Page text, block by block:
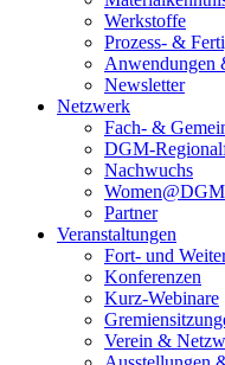
Werkstoffe
Prozess- &
Anwendungen
Newsletter
Netzwerk
Fach- &
DGM-
Nachwuchs
Women@DGM
Partner
Veranstaltungen
Fort- und
Konferenzen
Kurz-Webinare
Verein &